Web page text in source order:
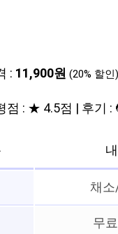
: 11,900원 (20% 할인)
점 : ★ 4.5점 | 후기 :
채
무